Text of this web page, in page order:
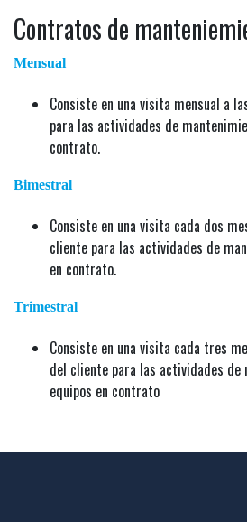
Contratos de
Mensual
Consiste en una visita mensual a
para las actividades de
contrato.
Bimestral
Consiste en una visita cada dos
cliente para las actividades de
en contrato.
Trimestral
Consiste en una visita cada tres
del cliente para las actividades de
equipos en contrato